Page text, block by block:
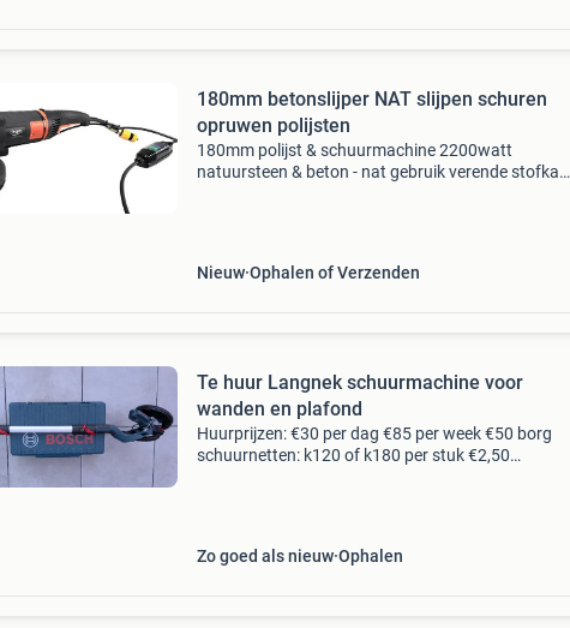
180mm betonslijper NAT slijpen schuren
opruwen polijsten
180mm polijst & schuurmachine 2200watt
natuursteen & beton - nat gebruik verende stofkap
Nieuw Ophalen of Verzenden
Te huur Langnek schuurmachine voor
wanden en plafond
Huurprijzen: €30 per dag €85 per week €50 borg
schuurnetten: k120 of k180 per stuk €2,50
Zo goed als nieuw Ophalen